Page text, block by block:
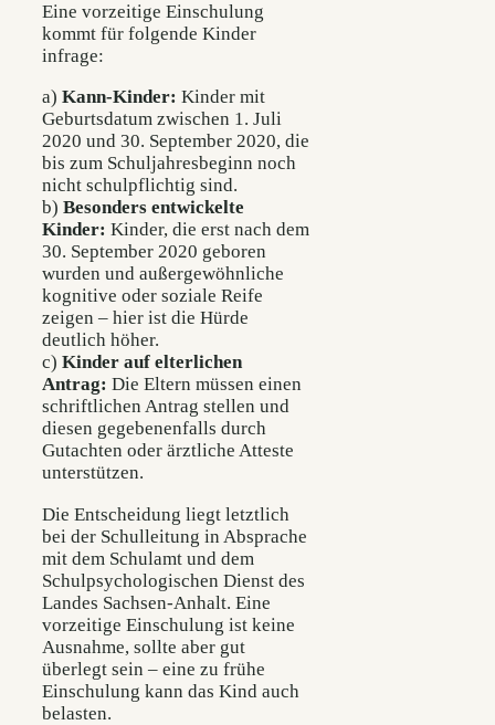
Eine vorzeitige Einschulung
kommt für folgende Kinder
infrage:
a) Kann-Kinder: Kinder mit
Geburtsdatum zwischen 1. Juli
2020 und 30. September 2020, die
bis zum Schuljahresbeginn noch
nicht schulpflichtig sind.
b) Besonders entwickelte
Kinder: Kinder, die erst nach dem
30. September 2020 geboren
wurden und außergewöhnliche
kognitive oder soziale Reife
zeigen – hier ist die Hürde
deutlich höher.
c) Kinder auf elterlichen
Antrag: Die Eltern müssen einen
schriftlichen Antrag stellen und
diesen gegebenenfalls durch
Gutachten oder ärztliche Atteste
unterstützen.
Die Entscheidung liegt letztlich
bei der Schulleitung in Absprache
mit dem Schulamt und dem
Schulpsychologischen Dienst des
Landes Sachsen-Anhalt. Eine
vorzeitige Einschulung ist keine
Ausnahme, sollte aber gut
überlegt sein – eine zu frühe
Einschulung kann das Kind auch
belasten.